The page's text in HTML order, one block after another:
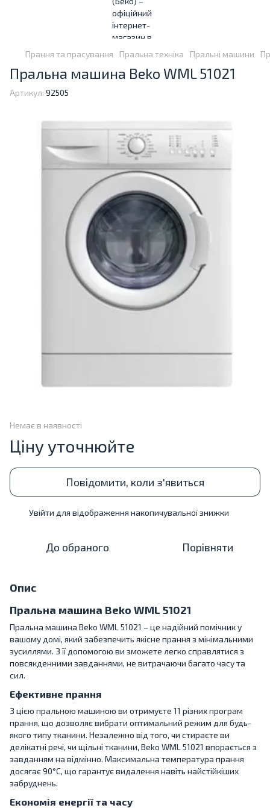
Прання та прасування Пральна техніка Пральні машини
Пральна машина Beko WML 51021
Артикул: 92505
Немає в наявності
Ціну уточнюйте
Повідомити, коли з'явиться
Увійти для відображення накопичувальної знижки
До обраного Порівняти
Опис
Пральна машина Beko WML 51021
Пральна машина Beko WML 51021 – це надійний помічник у
вашому домі, який забезпечить якісне прання з мінімальними
зусиллями. З її допомогою ви зможете легко справлятися з
повсякденними завданнями, не витрачаючи багато часу та
сил.
Ефективне прання
З цією пральною машиною ви отримуєте 11 різних програм
прання, що дозволяє вибрати оптимальний режим для будь-
якого типу тканини. Незалежно від того, чи стираєте ви
делікатні речі, чи щільні тканини, Beko WML 51021 впорається з
завданням на відмінно. Максимальна температура прання
досягає 90°C, що гарантує видалення навіть найстійкіших
забруднень.
Економія енергії та часу